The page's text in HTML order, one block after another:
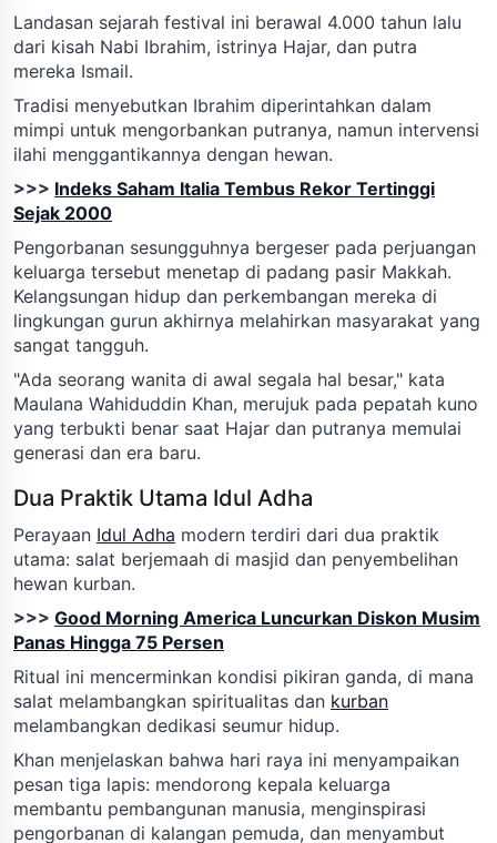
Landasan sejarah festival ini berawal 4.000 tahun lalu
dari kisah Nabi Ibrahim, istrinya Hajar, dan putra
mereka Ismail.
Tradisi menyebutkan Ibrahim diperintahkan dalam
mimpi untuk mengorbankan putranya, namun intervensi
ilahi menggantikannya dengan hewan.
>>> Indeks Saham Italia Tembus Rekor Tertinggi
Sejak 2000
Pengorbanan sesungguhnya bergeser pada perjuangan
keluarga tersebut menetap di padang pasir Makkah.
Kelangsungan hidup dan perkembangan mereka di
lingkungan gurun akhirnya melahirkan masyarakat yang
sangat tangguh.
"Ada seorang wanita di awal segala hal besar," kata
Maulana Wahiduddin Khan, merujuk pada pepatah kuno
yang terbukti benar saat Hajar dan putranya memulai
generasi dan era baru.
Dua Praktik Utama Idul Adha
Perayaan Idul Adha modern terdiri dari dua praktik
utama: salat berjemaah di masjid dan penyembelihan
hewan kurban.
>>> Good Morning America Luncurkan Diskon Musim
Panas Hingga 75 Persen
Ritual ini mencerminkan kondisi pikiran ganda, di mana
salat melambangkan spiritualitas dan kurban
melambangkan dedikasi seumur hidup.
Khan menjelaskan bahwa hari raya ini menyampaikan
pesan tiga lapis: mendorong kepala keluarga
membantu pembangunan manusia, menginspirasi
pengorbanan di kalangan pemuda, dan menyambut